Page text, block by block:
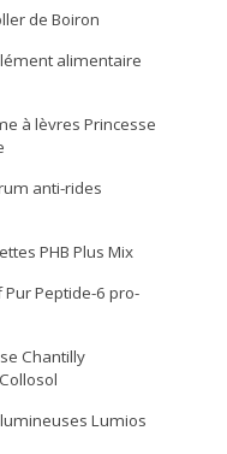
de Boiron
alimentaire
à lèvres Princesse
anti-rides
PHB Plus Mix
Pur Peptide-6 pro-
Chantilly
Lumios